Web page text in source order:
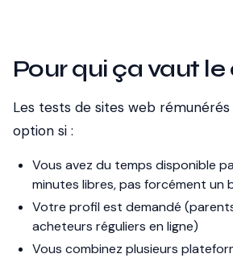
Pour qui ça vaut
Les tests de sites web
option si :
Vous avez du temps disponible
minutes libres, pas forcément un
Votre profil est demandé
acheteurs réguliers en ligne)
Vous combinez plusieurs